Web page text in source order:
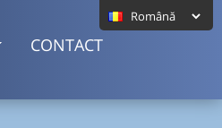
CONTACT